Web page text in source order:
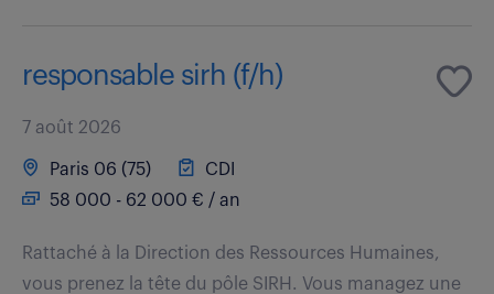
responsable sirh (f/h)
7 août 2026
Paris 06 (75)
CDI
58 000 - 62 000 € / an
Rattaché à la Direction des Ressources Humaines,
vous prenez la tête du pôle SIRH. Vous managez une